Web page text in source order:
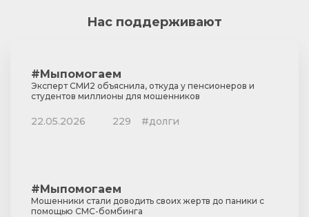
Нас поддерживают
#Мыпомогаем
Эксперт СМИ2 объяснила, откуда у пенсионеров и
студентов миллионы для мошенников
22.05.2026 229 #долги
#Мыпомогаем
Мошенники стали доводить своих жертв до паники с
помощью СМС-бомбинга